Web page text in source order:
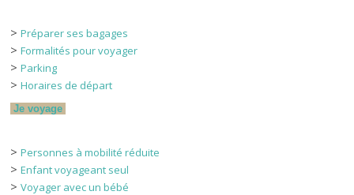
>Préparer ses bagages
>Formalités pour voyager
>Parking
>Horaires de départ
Je voyage
>Personnes à mobilité réduite
>Enfant voyageant seul
>Voyager avec un bébé